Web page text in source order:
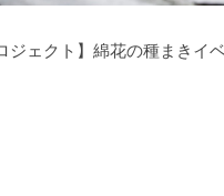
ジェクト】綿花の種まきイ